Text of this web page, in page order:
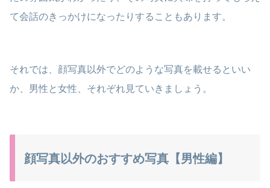
て会話のきっかけになったりすることもあります。
それでは、顔写真以外でどのような写真を載せるといい
か、男性と女性、それぞれ見ていきましょう。
顔写真以外のおすすめ写真【男性編】